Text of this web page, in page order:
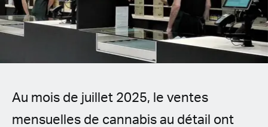
French
Polish
Au mois de juillet 2025, le ventes
mensuelles de cannabis au détail ont